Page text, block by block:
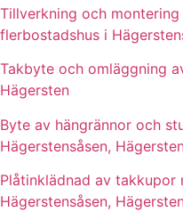
Tillverkning och
flerbostadshus i
Takbyte och omläggning
Hägersten
Byte av hängrännor och
Hägerstensåsen,
Plåtinklädnad av takkupor
Hägerstensåsen,